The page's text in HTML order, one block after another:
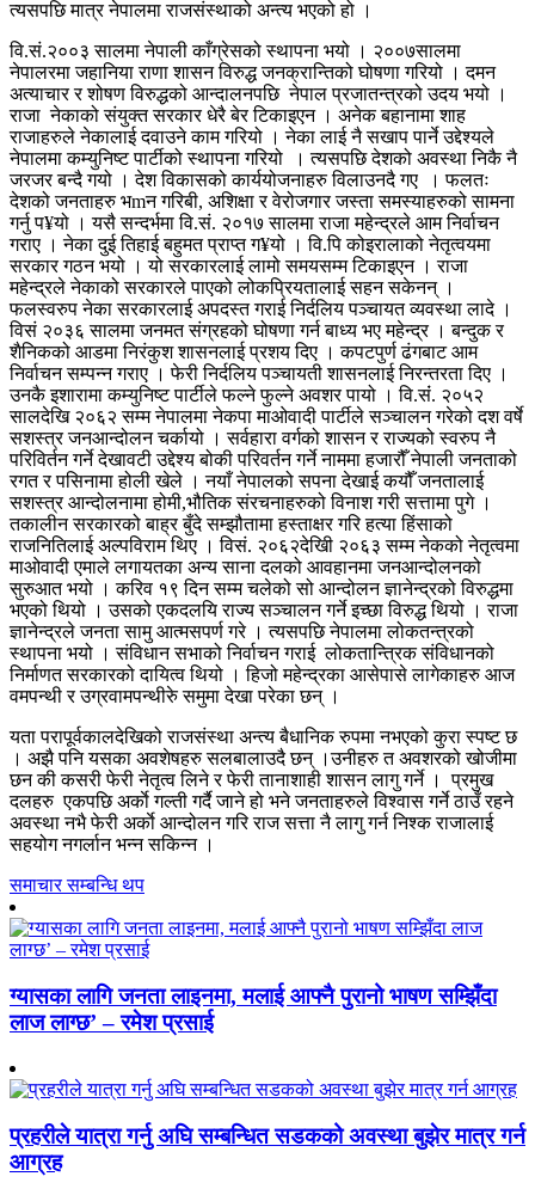
त्यसपछि मात्र नेपालमा राजसंस्थाको अन्त्य भएको हो ।
वि.सं.२००३ सालमा नेपाली काँग्रेसको स्थापना भयो । २००७सालमा
नेपालरमा जहानिया राणा शासन विरुद्ध जनक्रान्तिको घोषणा गरियो । दमन
अत्याचार र शोषण विरुद्धको आन्दालनपछि नेपाल प्रजातन्त्रको उदय भयो ।
राजा नेकाको संयुक्त सरकार धेरै बेर टिकाइएन । अनेक बहानामा शाह
राजाहरुले नेकालाई दवाउने काम गरियो । नेका लाई नै सखाप पार्ने उद्देश्यले
नेपालमा कम्युनिष्ट पार्टीको स्थापना गरियो । त्यसपछि देशको अवस्था निकै नै
जरजर बन्दै गयो । देश विकासको कार्ययोजनाहरु विलाउनदै गए । फलतः
देशको जनताहरु भmन गरिबी, अशिक्षा र वेरोजगार जस्ता समस्याहरुको सामना
गर्नु प¥यो । यसै सन्दर्भमा वि.सं. २०१७ सालमा राजा महेन्द्रले आम निर्वाचन
गराए । नेका दुई तिहाई बहुमत प्राप्त ग¥यो । वि.पि कोइरालाको नेतृत्वयमा
सरकार गठन भयो । यो सरकारलाई लामो समयसम्म टिकाइएन । राजा
महेन्द्रले नेकाको सरकारले पाएको लोकप्रियतालाई सहन सकेनन् ।
फलस्वरुप नेका सरकारलाई अपदस्त गराई निर्दलिय पञ्चायत व्यवस्था लादे ।
विसं २०३६ सालमा जनमत संग्रहको घोषणा गर्न बाध्य भए महेन्द्र । बन्दुक र
शैनिकको आडमा निरंकुश शासनलाई प्रशय दिए । कपटपुर्ण ढंगबाट आम
निर्वाचन सम्पन्न गराए । फेरी निर्दलिय पञ्चायती शासनलाई निरन्तरता दिए ।
उनकै इशारामा कम्युनिष्ट पार्टीले फल्ने फुल्ने अवशर पायो । वि.संं. २०५२
सालदेखि २०६२ सम्म नेपालमा नेकपा माओवादी पार्टीले सञ्चालन गरेको दश वर्षे
सशस्त्र जनआन्दोलन चर्कायो । सर्वहारा वर्गको शासन र राज्यको स्वरुप नै
परिविर्तन गर्ने देखावटी उद्देश्य बोकी परिवर्तन गर्ने नाममा हजारौँ नेपाली जनताको
रगत र पसिनामा होली खेले । नयाँ नेपालको सपना देखाई कयौँ जनतालाई
सशस्त्र आन्दोलनामा होमी,भौतिक संरचनाहरुको विनाश गरी सत्तामा पुगे ।
तकालीन सरकारको बाह्र बुँदे सम्झौतामा हस्ताक्षर गरि हत्या हिंसाको
राजनितिलाई अल्पविराम थिए । विसं. २०६२देखिी २०६३ सम्म नेकको नेतृत्वमा
माओवादी एमाले लगायतका अन्य साना दलको आवहानमा जनआन्दोलनको
सुरुआत भयो । करिव १९ दिन सम्म चलेको सो आन्दोलन ज्ञानेन्द्रको विरुद्धमा
भएको थियो । उसको एकदलयि राज्य सञ्चालन गर्ने इच्छा विरुद्ध थियो । राजा
ज्ञानेन्द्रले जनता सामु आत्मसपर्ण गरे । त्यसपछि नेपालमा लोकतन्त्रको
स्थापना भयो । संविधान सभाको निर्वाचन गराई लोकतान्त्रिक संविधानको
निर्माणत सरकारको दायित्व थियो । हिजो महेन्द्रका आसेपासे लागेकाहरु आज
वमपन्थी र उग्रवामपन्थीरुे समुमा देखा परेका छन् ।
यता परापूर्वकालदेखिको राजसंस्था अन्त्य बैधानिक रुपमा नभएको कुरा स्पष्ट छ
। अझै पनि यसका अवशेषहरु सलबालाउदै छन् ।उनीहरु त अवशरको खोजीमा
छन की कसरी फेरी नेतृत्व लिने र फेरी तानाशाही शासन लागु गर्ने । प्रमुख
दलहरु एकपछि अर्काे गल्ती गर्दै जाने हो भने जनताहरुले विश्वास गर्ने ठाउँ रहने
अवस्था नभै फेरी अर्काे आन्दोलन गरि राज सत्ता नै लागु गर्न निश्क राजालाई
सहयोग नगर्लान भन्न सकिन्न ।
समाचार सम्बन्धि थप
ग्यासका लागि जनता लाइनमा, मलाई आफ्नै पुरानो भाषण सम्झिँदा
लाज लाग्छ’ – रमेश प्रसाई
प्रहरीले यात्रा गर्नु अघि सम्बन्धित सडकको अवस्था बुझेर मात्र गर्न
आग्रह